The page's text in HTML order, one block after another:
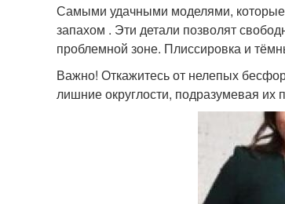
Самыми удачными моделями,
запахом . Эти детали позволят
проблемной зоне. Плиссировка и
Важно! Откажитесь от нелепых
лишние округлости, подразумевая